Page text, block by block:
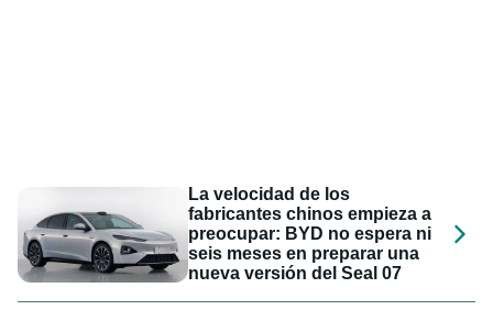
La velocidad de los
fabricantes chinos empieza a
preocupar: BYD no espera ni
seis meses en preparar una
nueva versión del Seal 07